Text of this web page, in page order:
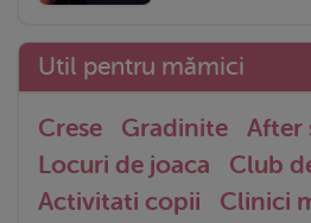
Util pentru mămici
Crese Gradinite After
Locuri de joaca
Club
Activitati copii
Clinici